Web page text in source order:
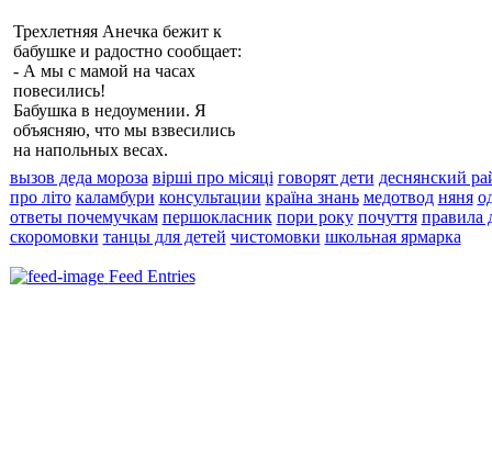
Трехлетняя Анечка бежит к
бабушке и радостно сообщает:
- А мы с мамой на часах
повесились!
Бабушка в недоумении. Я
объясняю, что мы взвесились
на напольных весах.
вызов деда мороза вірші про місяці говорят дети деснянский
про літо каламбури консультации країна знань медотвод няня
ответы почемучкам першокласник пори року почуття правила
скоромовки танцы для детей чистомовки школьная ярмарка
Feed Entries